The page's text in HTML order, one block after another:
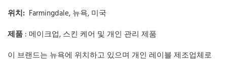
위치: Farmingdale, 뉴욕, 미국
제품 : 메이크업, 스킨 케어 및 개인 관리 제품
이 브랜드는 뉴욕에 위치하고 있으며 개인 레이블 제조업체로